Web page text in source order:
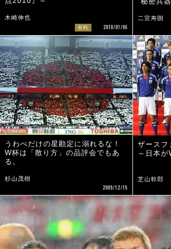
木崎伸也
有料 2010/01/06
二宮寿朗
うわべだけの星勘定に溺れるな！
W杯は「散り方」の品評会でもあ
る。
杉山茂樹
2009/12/15
ザースフ
～日本が
芝山幹郎